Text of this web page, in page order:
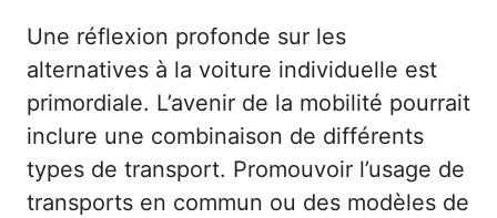
Une réflexion profonde sur les
alternatives à la voiture individuelle est
primordiale. L’avenir de la mobilité pourrait
inclure une combinaison de différents
types de transport. Promouvoir l’usage de
transports en commun ou des modèles de